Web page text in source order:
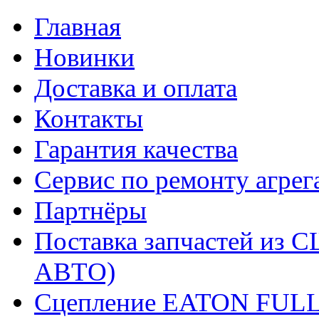
Главная
Новинки
Доставка и оплата
Контакты
Гарантия качества
Сервис по ремонту
Партнёры
Поставка запчастей
АВТО)
Сцепление EATON